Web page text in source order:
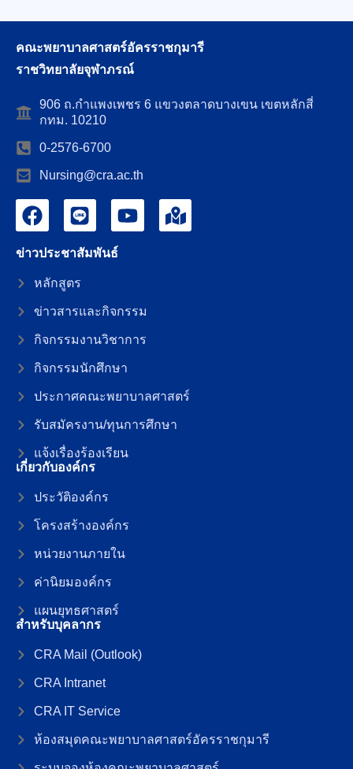
คณะพยาบาลศาสตร์อัครราชกุมารี
ราชวิทยาลัยจุฬาภรณ์
906 ถ.กำแพงเพชร 6 แขวงตลาดบางเขน เขตหลักสี่
กทม. 10210
0-2576-6700
Nursing@cra.ac.th
ข่าวประชาสัมพันธ์
หลักสูตร
ข่าวสารและกิจกรรม
กิจกรรมงานวิชาการ
กิจกรรมนักศึกษา
ประกาศคณะพยาบาลศาสตร์
รับสมัครงาน/ทุนการศึกษา
แจ้งเรื่องร้องเรียน
เกี่ยวกับองค์กร
ประวัติองค์กร
โครงสร้างองค์กร
หน่วยงานภายใน
ค่านิยมองค์กร
แผนยุทธศาสตร์
สำหรับบุคลากร
CRA Mail (Outlook)
CRA Intranet
CRA IT Service
ห้องสมุดคณะพยาบาลศาสตร์อัครราชกุมารี